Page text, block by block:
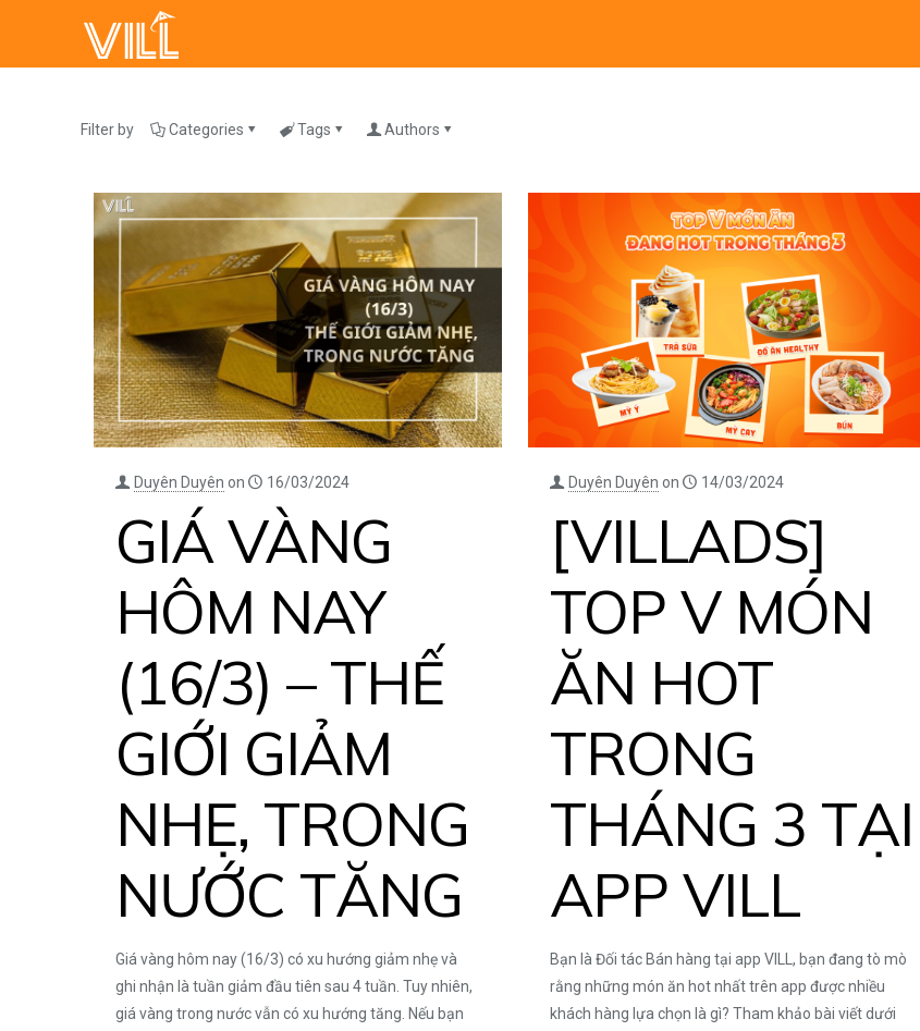
Filter by Categories Tags Authors
Duyên Duyên on 16/03/2024
GIÁ VÀNG
HÔM NAY
(16/3) – THẾ
GIỚI GIẢM
NHẸ, TRONG
NƯỚC TĂNG
Giá vàng hôm nay (16/3) có xu hướng giảm nhẹ và
ghi nhận là tuần giảm đầu tiên sau 4 tuần. Tuy nhiên,
giá vàng trong nước vẫn có xu hướng tăng. Nếu bạn
Duyên Duyên on 14/03/2024
[VILLADS]
TOP V MÓN
ĂN HOT
TRONG
THÁNG 3 TẠI
APP VILL
Bạn là Đối tác Bán hàng tại app VILL, bạn đang tò mò
rằng những món ăn hot nhất trên app được nhiều
khách hàng lựa chọn là gì? Tham khảo bài viết dưới